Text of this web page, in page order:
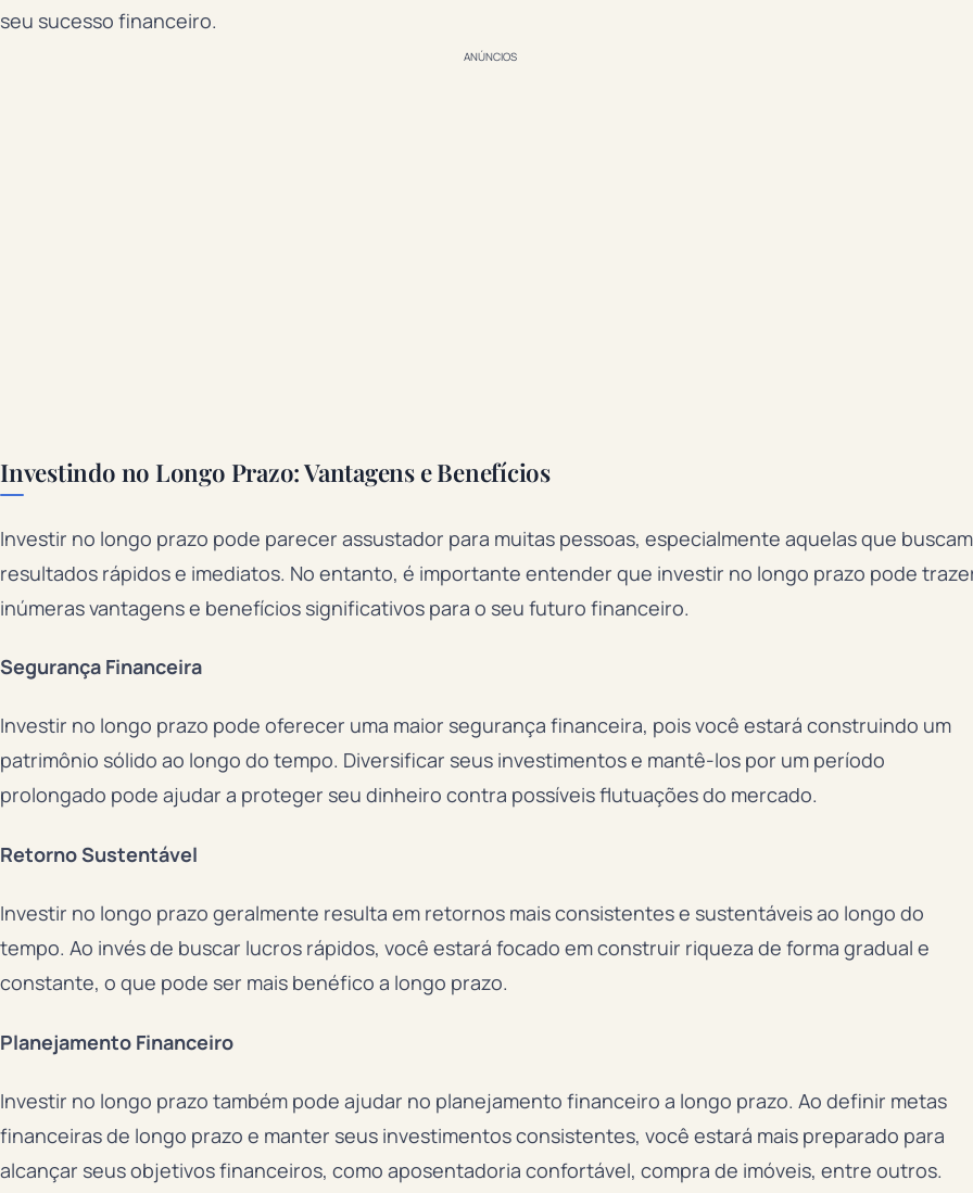
seu sucesso financeiro.
ANÚNCIOS
Investindo no Longo Prazo: Vantagens e Benefícios
Investir no longo prazo pode parecer assustador para muitas pessoas, especialmente aquelas que buscam
resultados rápidos e imediatos. No entanto, é importante entender que investir no longo prazo pode
inúmeras vantagens e benefícios significativos para o seu futuro financeiro.
Segurança Financeira
Investir no longo prazo pode oferecer uma maior segurança financeira, pois você estará construindo um
patrimônio sólido ao longo do tempo. Diversificar seus investimentos e mantê-los por um período
prolongado pode ajudar a proteger seu dinheiro contra possíveis flutuações do mercado.
Retorno Sustentável
Investir no longo prazo geralmente resulta em retornos mais consistentes e sustentáveis ao longo do
tempo. Ao invés de buscar lucros rápidos, você estará focado em construir riqueza de forma gradual e
constante, o que pode ser mais benéfico a longo prazo.
Planejamento Financeiro
Investir no longo prazo também pode ajudar no planejamento financeiro a longo prazo. Ao definir metas
financeiras de longo prazo e manter seus investimentos consistentes, você estará mais preparado para
alcançar seus objetivos financeiros, como aposentadoria confortável, compra de imóveis, entre outros.